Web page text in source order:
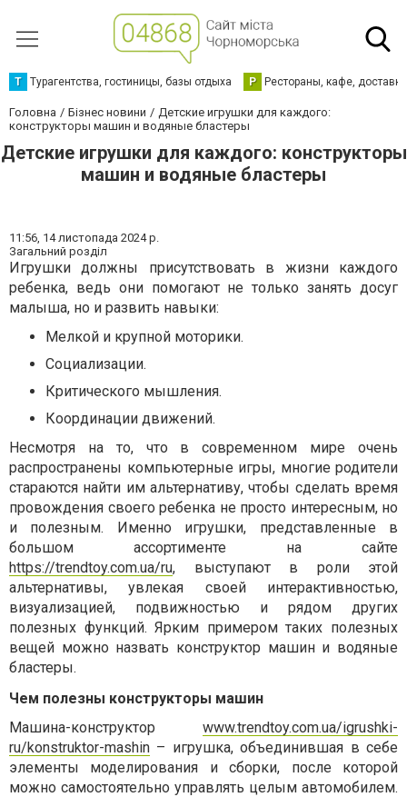
Т Турагентства, гостиницы, базы отдыха Р Рестораны, кафе,
Головна Бізнес новини
Детские игрушки для каждого:
конструкторы машин и водяные бластеры
Детские игрушки для каждого: конструкторы
машин и водяные бластеры
11:56, 14 листопада 2024 р.
Загальний розділ
Игрушки должны присутствовать в жизни каждого
ребенка, ведь они помогают не только занять досуг
малыша, но и развить навыки:
Мелкой и крупной моторики.
Социализации.
Критического мышления.
Координации движений.
Несмотря на то, что в современном мире очень
распространены компьютерные игры, многие родители
стараются найти им альтернативу, чтобы сделать время
провождения своего ребенка не просто интересным, но
и полезным. Именно игрушки, представленные в
большом ассортименте на сайте
https://trendtoy.com.ua/ru, выступают в роли этой
альтернативы, увлекая своей интерактивностью,
визуализацией, подвижностью и рядом других
полезных функций. Ярким примером таких полезных
вещей можно назвать конструктор машин и водяные
бластеры.
Чем полезны конструкторы машин
Машина-конструктор www.trendtoy.com.ua/igrushki-
ru/konstruktor-mashin – игрушка, объединившая в себе
элементы моделирования и сборки, после которой
можно самостоятельно управлять целым автомобилем.